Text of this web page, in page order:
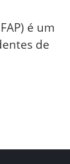
é um
de